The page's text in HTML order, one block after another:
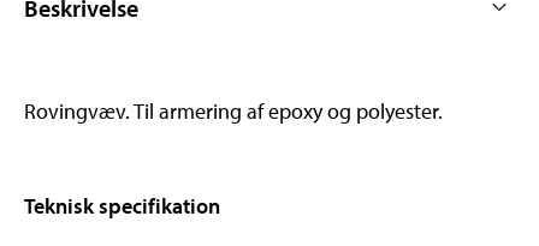
Beskrivelse
Rovingvæv. Til armering af epoxy og polyester.
Teknisk specifikation